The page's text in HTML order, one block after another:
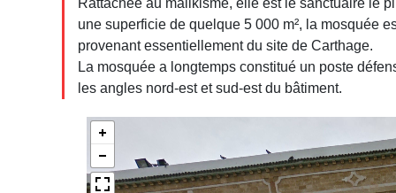
Rattachée au malikisme, elle est le sanctuaire le
une superficie de quelque 5 000 m², la mosquée
provenant essentiellement du site de Carthage.
La mosquée a longtemps constitué un poste
les angles nord-est et sud-est du bâtiment.